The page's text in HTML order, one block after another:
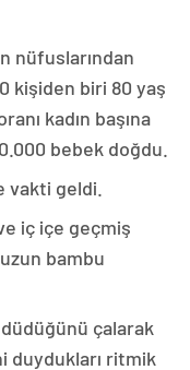
nüfuslarından
kişiden biri 80 yaş
kadın başına
bebek doğdu.
vakti geldi.
iç içe geçmiş
uzun bambu
çalarak
duydukları ritmik